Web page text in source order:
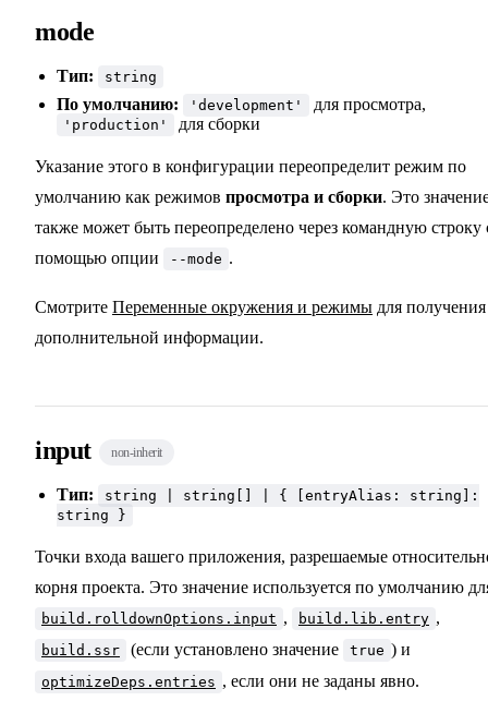
mode
Тип: string
По умолчанию: 'development' для просмотра,
'production' для сборки
Указание этого в конфигурации переопределит режим по
умолчанию как режимов просмотра и сборки. Это
также может быть переопределено через командную строку
помощью опции
--mode .
Смотрите Переменные окружения и режимы для получения
дополнительной информации.
input non-inherit
Тип:
string | string[] | { [entryAlias: string]:
string }
Точки входа вашего приложения, разрешаемые
корня проекта. Это значение используется по умолчанию
build.rolldownOptions.input , build.lib.entry ,
build.ssr (если установлено значение true ) и
optimizeDeps.entries , если они не заданы явно.